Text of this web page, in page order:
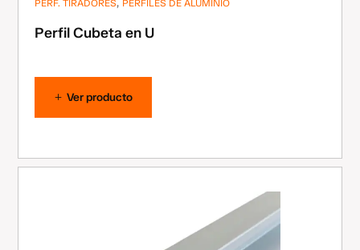
PERF. TIRADORES PERFILES DE ALUMINIO
Perfil Cubeta en U
Ver producto